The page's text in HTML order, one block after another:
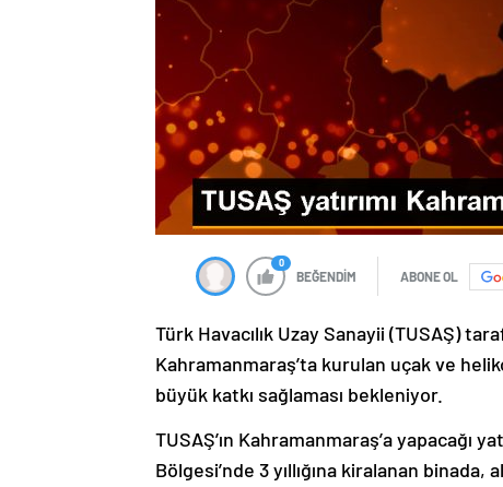
0
BEĞENDİM ABONE OL
Türk Havacılık Uzay Sanayii (TUSAŞ)
Kahramanmaraş’ta kurulan uçak ve
büyük katkı sağlaması bekleniyor.
TUSAŞ’ın Kahramanmaraş’a yapacağı
Bölgesi’nde 3 yıllığına kiralanan